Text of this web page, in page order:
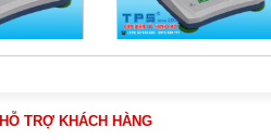
HỖ TRỢ KHÁCH HÀNG